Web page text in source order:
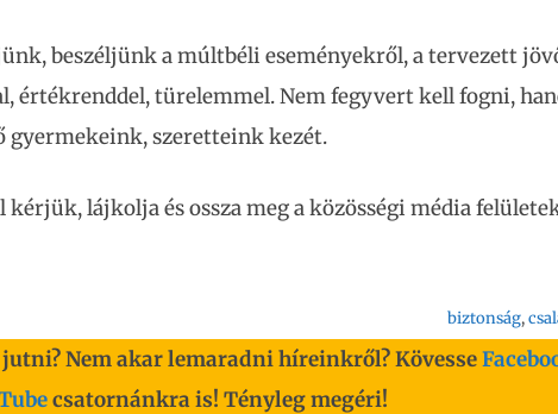
beszéljünk a múltbéli eseményekről, a tervezett
értékrenddel, türelemmel. Nem fegyvert kell fogni,
gyermekeink, szeretteink kezét.
lájkolja és ossza meg a közösségi média
biztonság,
Nem akar lemaradni híreinkről? Kövesse
csatornánkra is! Tényleg megéri!